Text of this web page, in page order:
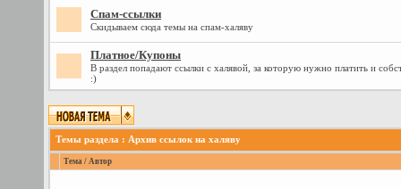
Спам-ссылки
Скидываем сюда темы на спам-халяву
Платное/Купоны
В раздел попадают ссылки с халявой, за которую нужно платить и
:)
Темы раздела : Архив ссылок на халяву
Тема / Автор